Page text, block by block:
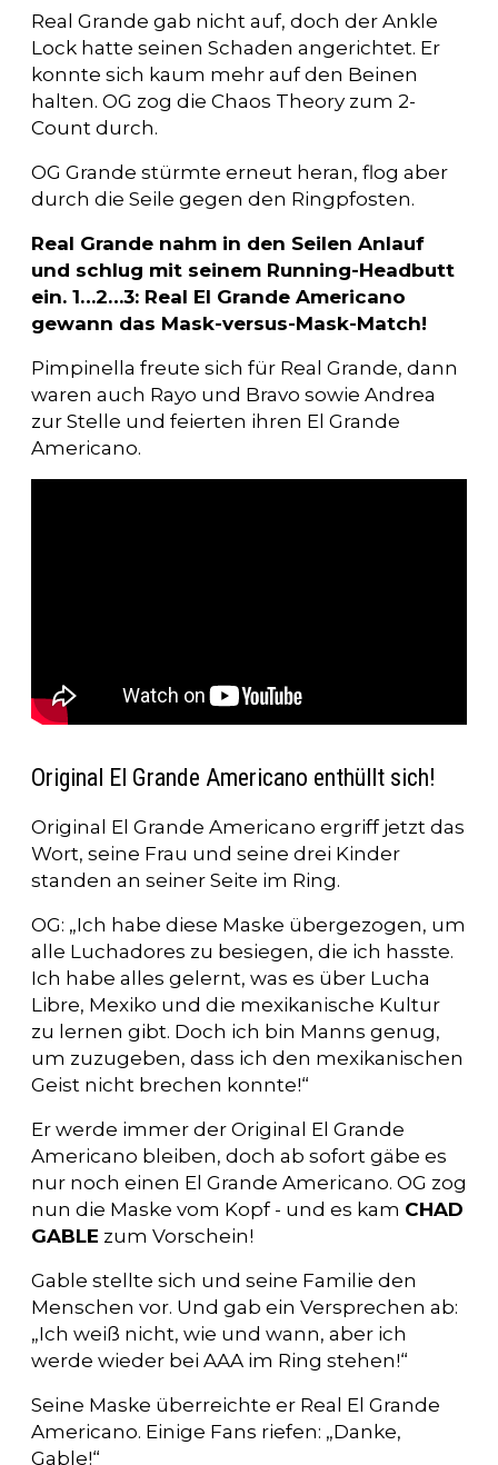
Real Grande gab nicht auf, doch der Ankle
Lock hatte seinen Schaden angerichtet. Er
konnte sich kaum mehr auf den Beinen
halten. OG zog die Chaos Theory zum 2-
Count durch.
OG Grande stürmte erneut heran, flog aber
durch die Seile gegen den Ringpfosten.
Real Grande nahm in den Seilen Anlauf
und schlug mit seinem Running-Headbutt
ein. 1…2…3: Real El Grande Americano
gewann das Mask-versus-Mask-Match!
Pimpinella freute sich für Real Grande, dann
waren auch Rayo und Bravo sowie Andrea
zur Stelle und feierten ihren El Grande
Americano.
Original El Grande Americano enthüllt sich!
Original El Grande Americano ergriff jetzt das
Wort, seine Frau und seine drei Kinder
standen an seiner Seite im Ring.
OG: „Ich habe diese Maske übergezogen, um
alle Luchadores zu besiegen, die ich hasste.
Ich habe alles gelernt, was es über Lucha
Libre, Mexiko und die mexikanische Kultur
zu lernen gibt. Doch ich bin Manns genug,
um zuzugeben, dass ich den mexikanischen
Geist nicht brechen konnte!“
Er werde immer der Original El Grande
Americano bleiben, doch ab sofort gäbe es
nur noch einen El Grande Americano. OG zog
nun die Maske vom Kopf - und es kam CHAD
GABLE zum Vorschein!
Gable stellte sich und seine Familie den
Menschen vor. Und gab ein Versprechen ab:
„Ich weiß nicht, wie und wann, aber ich
werde wieder bei AAA im Ring stehen!“
Seine Maske überreichte er Real El Grande
Americano. Einige Fans riefen: „Danke,
Gable!“